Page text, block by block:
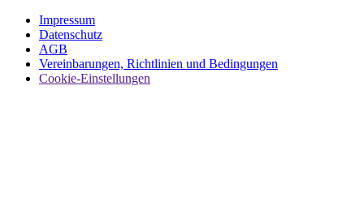
Impressum
Datenschutz
AGB
Vereinbarungen, Richtlinien und Bedingungen
Cookie-Einstellungen